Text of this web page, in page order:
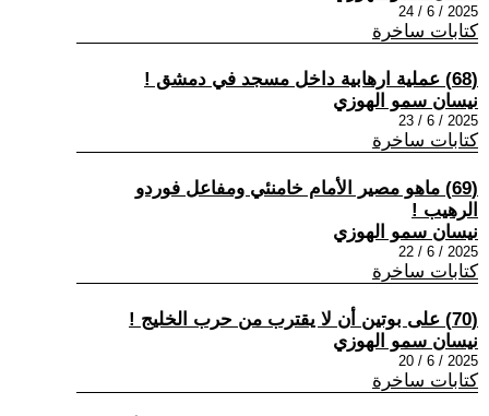
2025 / 6 / 24
كتابات ساخرة
(68) عملية ارهابية داخل مسجد في دمشق !
نيسان سمو الهوزي
2025 / 6 / 23
كتابات ساخرة
(69) ماهو مصير الأمام خامنئي ومفاعل فوردو
الرهيب !
نيسان سمو الهوزي
2025 / 6 / 22
كتابات ساخرة
(70) على بوتين أن لا يقترب من حرب الخليج !
نيسان سمو الهوزي
2025 / 6 / 20
كتابات ساخرة